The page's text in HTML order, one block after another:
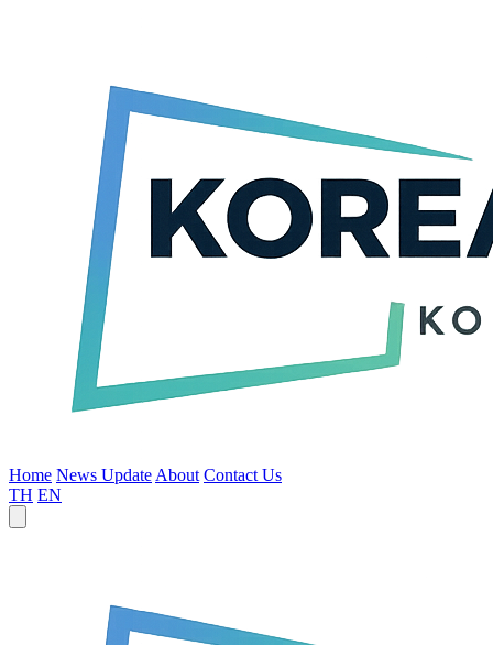
Home News Update About Contact Us
TH EN